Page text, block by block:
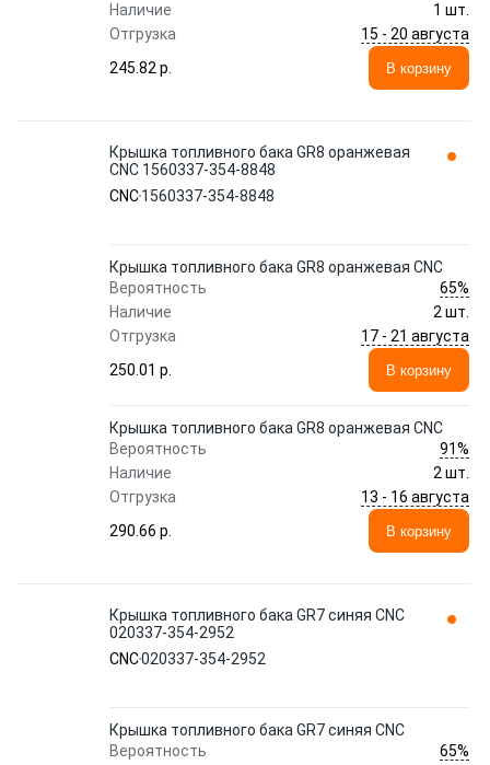
Наличие
1 шт.
Отгрузка
15 - 20 августа
245.82 p.
В корзину
Крышка топливного бака GR8 оранжевая
CNC 1560337-354-8848
CNC1560337-354-8848
Крышка топливного бака GR8 оранжевая CNC
Вероятность
65%
Наличие
2 шт.
Отгрузка
17 - 21 августа
250.01 p.
В корзину
Крышка топливного бака GR8 оранжевая CNC
Вероятность
91%
Наличие
2 шт.
Отгрузка
13 - 16 августа
290.66 p.
В корзину
Крышка топливного бака GR7 синяя CNC
020337-354-2952
CNC020337-354-2952
Крышка топливного бака GR7 синяя CNC
Вероятность
65%